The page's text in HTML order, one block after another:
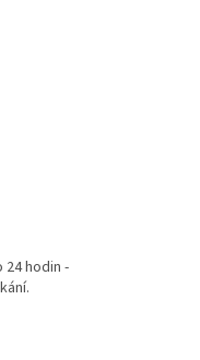
hodin -